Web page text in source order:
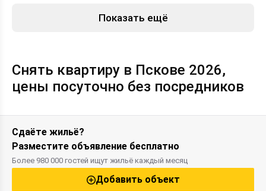
Показать ещё
Снять квартиру в Пскове 2026,
цены посуточно без посредников
Сдаёте жильё?
Разместите объявление бесплатно
Более 980 000 гостей ищут жильё каждый месяц
Добавить объект